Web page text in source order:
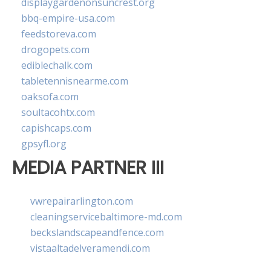
bbq-empire-usa.com
feedstoreva.com
drogopets.com
ediblechalk.com
tabletennisnearme.com
oaksofa.com
soultacohtx.com
capishcaps.com
gpsyfl.org
MEDIA PARTNER III
vwrepairarlington.com
cleaningservicebaltimore-md.com
beckslandscapeandfence.com
vistaaltadelveramendi.com